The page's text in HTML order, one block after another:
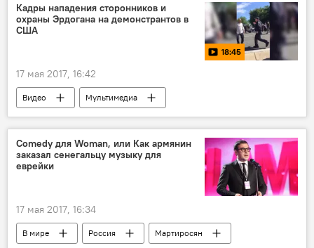
Кадры нападения сторонников и
охраны Эрдогана на демонстрантов в
США
18:45
17 мая 2017, 16:42
Видео Мультимедиа
Comedy для Woman, или Как армянин
заказал сенегальцу музыку для
еврейки
17 мая 2017, 16:34
В мире Россия
Мартиросян